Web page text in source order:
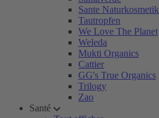
Sante Naturkosmetik
Tautropfen
We Love The Planet
Weleda
Mukti Organics
Cattier
GG's True Organics
Trilogy
Zao
Santé